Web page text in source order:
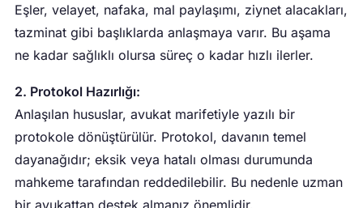
Eşler, velayet, nafaka, mal paylaşımı, ziynet alacakları,
tazminat gibi başlıklarda anlaşmaya varır. Bu aşama
ne kadar sağlıklı olursa süreç o kadar hızlı ilerler.
2. Protokol Hazırlığı:
Anlaşılan hususlar, avukat marifetiyle yazılı bir
protokole dönüştürülür. Protokol, davanın temel
dayanağıdır; eksik veya hatalı olması durumunda
mahkeme tarafından reddedilebilir. Bu nedenle uzman